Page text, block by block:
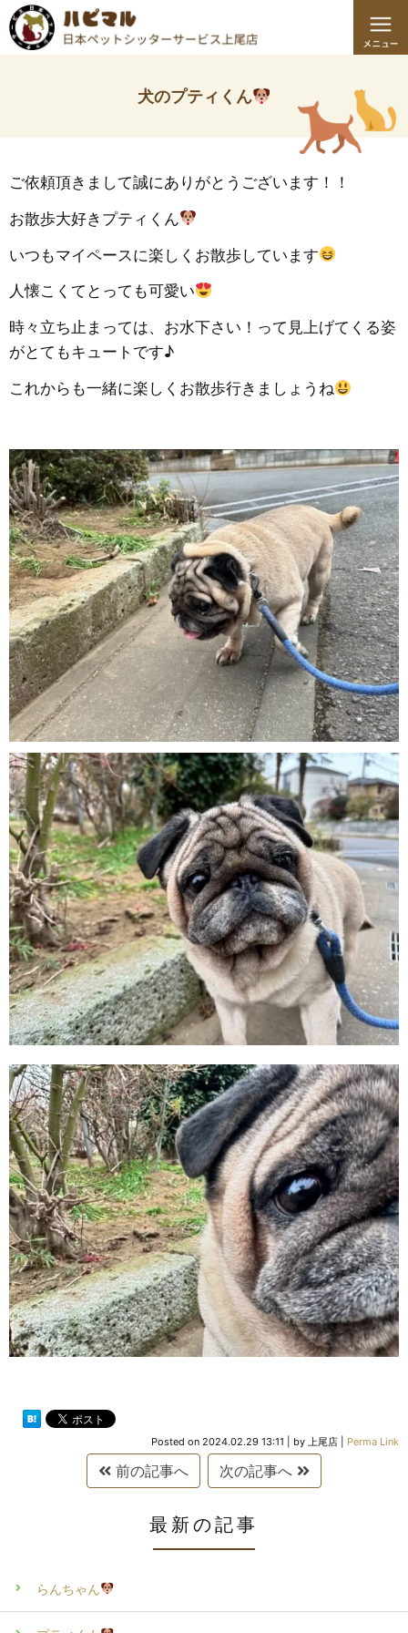
犬のプティくん
ご依頼頂きまして誠にありがとうございます！！
お散歩大好きプティくん
いつもマイペースに楽しくお散歩しています
人懐こくてとっても可愛い
時々立ち止まっては、お水下さい！って見上げてくる姿
がとてもキュートです♪
これからも一緒に楽しくお散歩行きましょうね
Posted on 2024.02.29 13:11 by 上尾店 Perma Link
前の記事へ 次の記事へ
最新の記事
らんちゃん